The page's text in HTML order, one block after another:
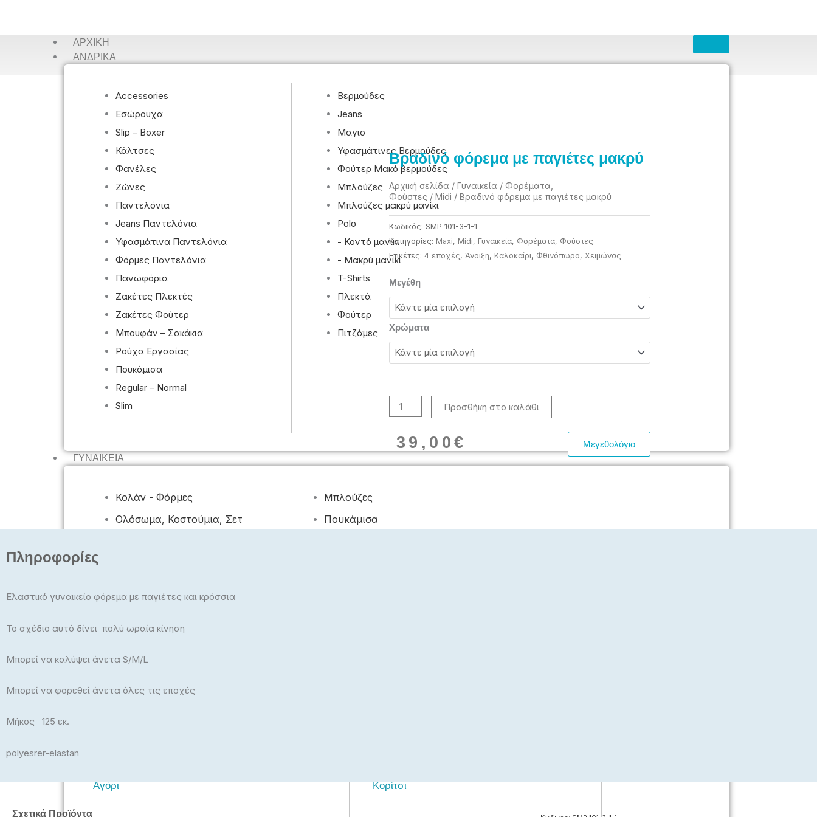
ΑΡΧΙΚΉ
ΑΝΔΡΙΚΆ
Accessories
Εσώρουχα
Slip – Boxer
Κάλτσες
Φανέλες
Ζώνες
Παντελόνια
Jeans Παντελόνια
Υφασμάτινα Παντελόνια
Φόρμες Παντελόνια
Πανωφόρια
Ζακέτες Πλεκτές
Ζακέτες Φούτερ
Μπουφάν – Σακάκια
Ρούχα Εργασίας
Πουκάμισα
Regular – Normal
Slim
Βερμούδες
Jeans
Μαγιο
Υφασμάτινες Βερμούδες
Φούτερ Μακό βερμούδες
Μπλούζες
Μπλούζες μακρύ μανίκι
Polo
- Κοντό μανίκι
- Μακρύ μανίκι
T-Shirts
Πλεκτά
Φούτερ
Πιτζάμες
ΓΥΝΑΙΚΕΊΑ
Κολάν - Φόρμες
Ολόσωμα, Κοστούμια, Σετ
Εσώρουχα – Πυτζάμαμες –
Μπλούζες
Πουκάμισα
Αγόρι Κορίτσι
Βραδινό φόρεμα με παγιέτες μακρύ
Αρχική σελίδα / Γυναικεία / Φορέματα,
Φούστες / Midi / Βραδινό φόρεμα με παγιέτες μακρύ
Κωδικός: SMP 101-3-1-1
Κατηγορίες: Maxi, Midi, Γυναικεία, Φορέματα, Φούστες
Ετικέτες: 4 εποχές, Άνοιξη, Καλοκαίρι, Φθινόπωρο, Χειμώνας
Μεγέθη
Χρώματα
Βραδινό
φόρεμα
με
παγιέτες
ποσότητα
Προσθήκη στο καλάθι
39,00 € Μεγεθολόγιο
Πληροφορίες
Ελαστικό γυναικείο φόρεμα με παγιέτες και κρόσσια
Το σχέδιο αυτό δίνει πολύ ωραία κίνηση
Μπορεί να καλύψει άνετα S/M/L
Μπορεί να φορεθεί άνετα όλες τις εποχές
Μήκος 125 εκ.
polyesrer-elastan
Σχετικά Προϊόντα